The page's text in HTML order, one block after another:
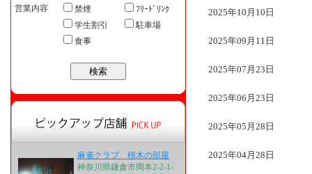
営業内容
禁煙
ﾌﾘｰﾄﾞﾘﾝｸ
学生割引
駐車場
食事
麻雀クラブ 積木の部屋
神奈川県鎌倉市岡本2-2-1-
2025年10月10日
2025年09月11日
2025年07月23日
2025年06月23日
2025年05月28日
2025年04月28日